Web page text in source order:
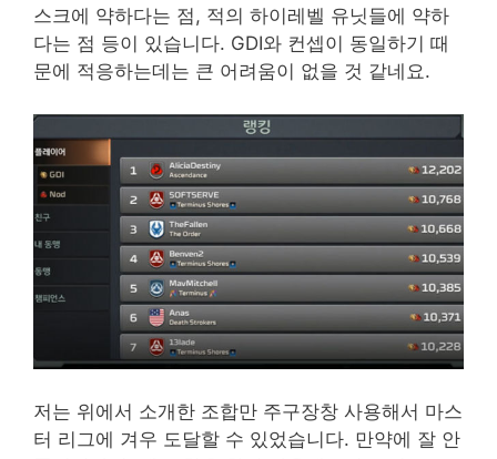
스크에 약하다는 점, 적의 하이레벨 유닛들에 약하
다는 점 등이 있습니다. GDI와 컨셉이 동일하기 때
문에 적응하는데는 큰 어려움이 없을 것 같네요.
저는 위에서 소개한 조합만 주구장창 사용해서 마스
터 리그에 겨우 도달할 수 있었습니다. 만약에 잘 안